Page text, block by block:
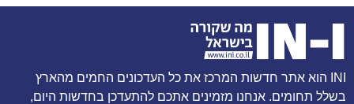
INI הוא אתר חדשות המרכז את כל העדכונים החמים מהארץ
בשלל תחומים. אנחנו מזמינים אתכם להתעדכן בחדשות היום,